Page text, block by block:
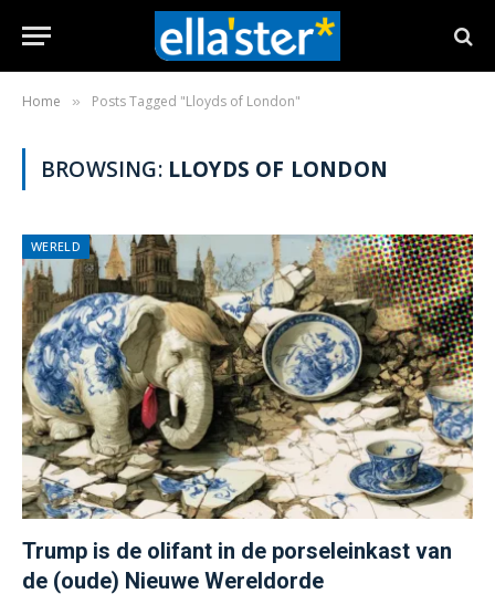
Home » Posts Tagged "Lloyds of London"
BROWSING: LLOYDS OF LONDON
WERELD
Trump is de olifant in de porseleinkast van
de (oude) Nieuwe Wereldorde